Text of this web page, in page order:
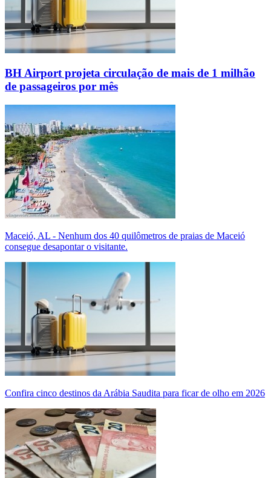
BH Airport projeta circulação de mais de 1 milhão
de passageiros por mês
Maceió, AL - Nenhum dos 40 quilômetros de praias de Maceió
consegue desapontar o visitante.
Confira cinco destinos da Arábia Saudita para ficar de olho em 2026